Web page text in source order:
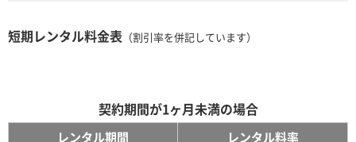
短期レンタル料金表 （割引率を併記しています）
契約期間が1ヶ月未満の場合
レンタル期間 レンタル料率